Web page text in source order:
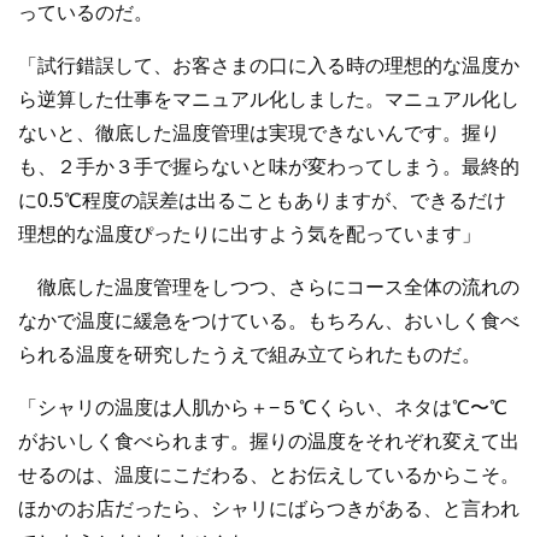
っているのだ。
「試行錯誤して、お客さまの口に入る時の理想的な温度か
ら逆算した仕事をマニュアル化しました。マニュアル化し
ないと、徹底した温度管理は実現できないんです。握り
も、２手か３手で握らないと味が変わってしまう。最終的
に0.5℃程度の誤差は出ることもありますが、できるだけ
理想的な温度ぴったりに出すよう気を配っています」
徹底した温度管理をしつつ、さらにコース全体の流れの
なかで温度に緩急をつけている。もちろん、おいしく食べ
られる温度を研究したうえで組み立てられたものだ。
「シャリの温度は人肌から＋−５℃くらい、ネタは℃〜℃
がおいしく食べられます。握りの温度をそれぞれ変えて出
せるのは、温度にこだわる、とお伝えしているからこそ。
ほかのお店だったら、シャリにばらつきがある、と言われ